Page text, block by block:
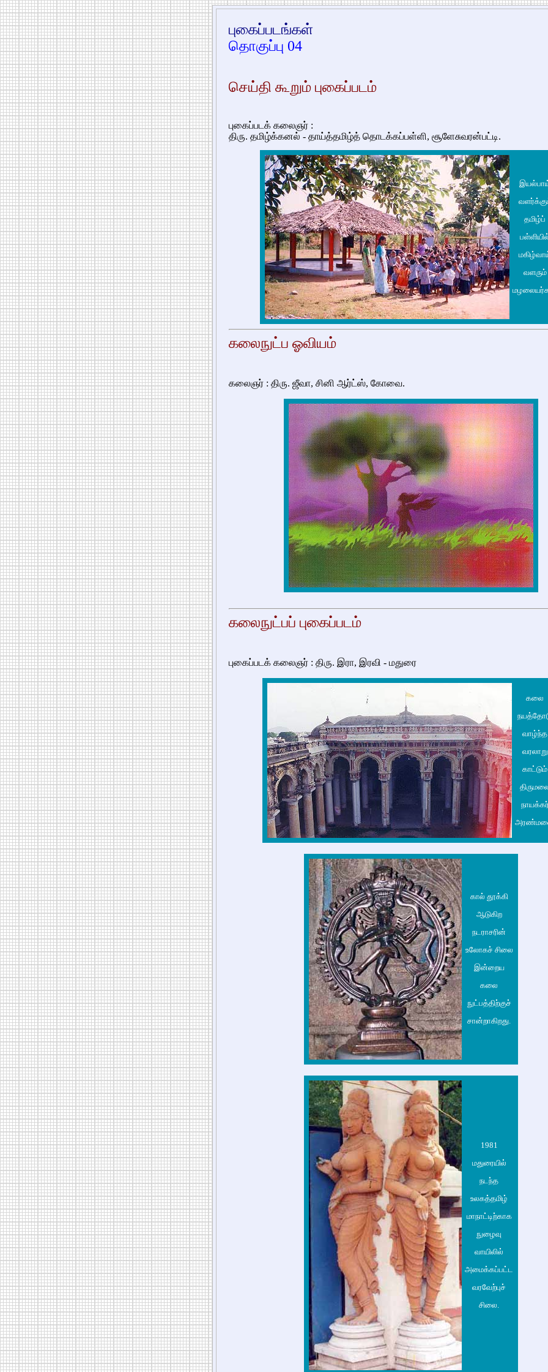
புகைப்படங்கள்
தொகுப்பு 04
செய்தி கூறும் புகைப்படம்
புகைப்படக் கலைஞர் :
திரு. தமிழ்க்கனல் - தாய்த்தமிழ்த் தொடக்கப்பள்ளி, சூளேசுவரன்பட்டி.
தமிழ்ப்
வளரும்
கலைநுட்ப ஓவியம்
கலைஞர் : திரு. ஜீவா, சினி ஆர்ட்ஸ், கோவை.
கலைநுட்பப் புகைப்படம்
புகைப்படக் கலைஞர் : திரு. இரா, இரவி - மதுரை
கலை
வாழ்ந்த
வரலாறு
காட்டும்
கால் தூக்கி
ஆடுகிற
நடராசரின்
உலோகச் சிலை
இன்றைய
கலை
நுட்பத்திற்குச்
சான்றாகிறது.
1981
மதுரையில்
நடந்த
உலகத்தமிழ்
மாநாட்டிற்காக
நுழைவு
வாயிலில்
அமைக்கப்பட்ட
வரவேற்புச்
சிலை.